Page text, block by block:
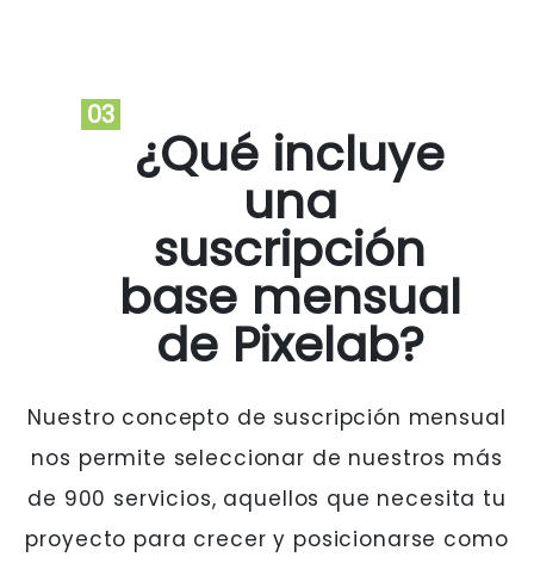
03
¿Qué incluye
una
suscripción
base mensual
de Pixelab?
Nuestro concepto de suscripción mensual
nos permite seleccionar de nuestros más
de 900 servicios, aquellos que necesita tu
proyecto para crecer y posicionarse como